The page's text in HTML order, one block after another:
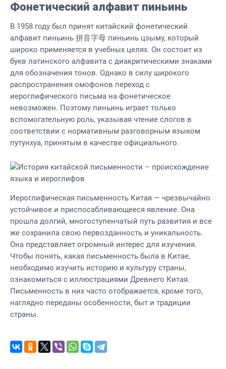
Фонетический алфавит пиньинь
В 1958 году был принят китайский фонетический
алфавит пиньинь 拼音字母 пиньинь цзыму, который
широко применяется в учебных целях. Он состоит из
букв латинского алфавита с диакритическими знаками
для обозначения тонов. Однако в силу широкого
распространения омофонов переход с
иероглифического письма на фонетическое
невозможен. Поэтому пиньинь играет только
вспомогательную роль, указывая чтение слогов в
соответствии с нормативным разговорным языком
путунхуа, принятым в качестве официального.
Иероглифическая письменность Китая — чрезвычайно
устойчивое и приспосабливающееся явление. Она
прошла долгий, многоступенчатый путь развития и все
же сохранила свою первозданность и уникальность.
Она представляет огромный интерес для изучения.
Чтобы понять, какая письменность была в Китае,
необходимо изучить историю и культуру страны,
ознакомиться с иллюстрациями Древнего Китая.
Письменность в них часто отображается, кроме того,
наглядно переданы особенности, быт и традиции
страны.